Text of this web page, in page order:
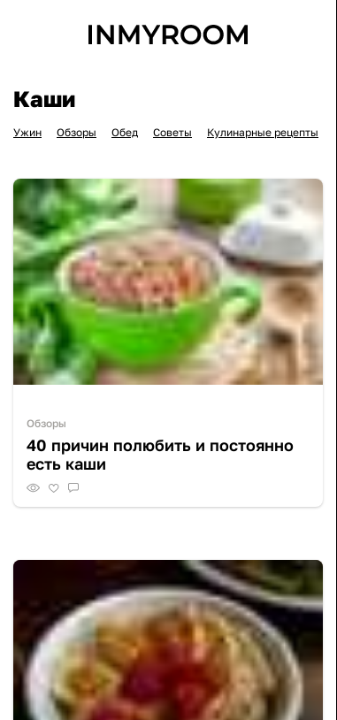
Каши
Ужин Обзоры Обед Советы Кулинарные рецепты
Обзоры
40 причин полюбить и постоянно
есть каши